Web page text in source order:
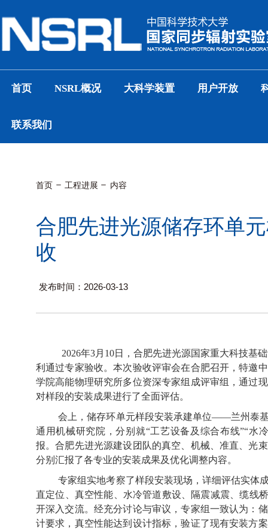
首页 NSRL概况 大科学装置 用户开放
联系我们
首页 工程进展 内容
合肥先进光源储存环单
收
发布时间：2026-03-13
2026年3月 10日，合肥先进光源国家重大科技基
利通过专家验收。本次验收评审会在合肥召开，特邀
学院高能物理研究所多位资深专家组成评审组，通过
对样段的安装成果进行了全面评估。
会上，储存环单元样段安装承建单位——兰州泰
通用机械研究院，分别就“工艺设备及综合布线”“水
报。合肥先进光源建设团队的真空、机械、准直、光
分别汇报了各专业的安装成果及优化调整内容。
专家组实地考察了样段安装现场，详细评估实体
直定位、真空性能、水冷管道敷设、隔震减震、缆线
开深入交流。经充分讨论与审议，专家组一致认为：
计要求，真空性能达到设计指标，验证了现有安装方